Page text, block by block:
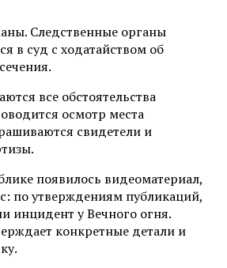
Следственные органы
в суд с ходатайством об
все обстоятельства
осмотр места
свидетели и
появилось видеоматериал,
по утверждениям публикаций,
инцидент у Вечного огня.
конкретные детали и